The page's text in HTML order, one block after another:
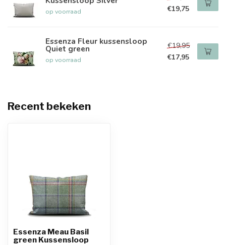
op voorraad
€19,75
Essenza Fleur kussensloop
Quiet green
op voorraad
€19,95
€17,95
Recent bekeken
Essenza Meau Basil
green Kussensloop